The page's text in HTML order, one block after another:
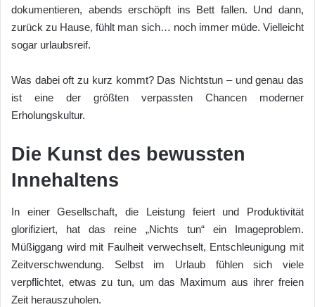
dokumentieren, abends erschöpft ins Bett fallen. Und dann,
zurück zu Hause, fühlt man sich… noch immer müde. Vielleicht
sogar urlaubsreif.
Was dabei oft zu kurz kommt? Das Nichtstun – und genau das
ist eine der größten verpassten Chancen moderner
Erholungskultur.
Die Kunst des bewussten
Innehaltens
In einer Gesellschaft, die Leistung feiert und Produktivität
glorifiziert, hat das reine „Nichts tun“ ein Imageproblem.
Müßiggang wird mit Faulheit verwechselt, Entschleunigung mit
Zeitverschwendung. Selbst im Urlaub fühlen sich viele
verpflichtet, etwas zu tun, um das Maximum aus ihrer freien
Zeit herauszuholen.